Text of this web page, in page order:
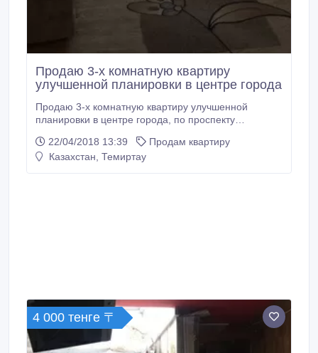
Продаю 3-х комнатную квартиру
улучшенной планировки в центре города
Продаю 3-х комнатную квартиру улучшенной
планировки в центре города, по проспекту
проспект. Рядом развитая инфраструктура: детский
сад, школы, торговые центры, оздоровительно-
22/04/2018 13:39
Продам квартиру
Казахстан, Темиртау
4 000 тенге 〒